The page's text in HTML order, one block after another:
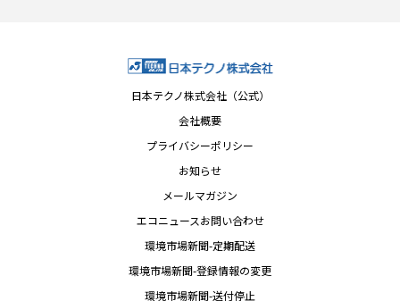
日本テクノ株式会社（公式）
会社概要
プライバシーポリシー
お知らせ
メールマガジン
エコニュースお問い合わせ
環境市場新聞-定期配送
環境市場新聞-登録情報の変更
環境市場新聞-送付停止